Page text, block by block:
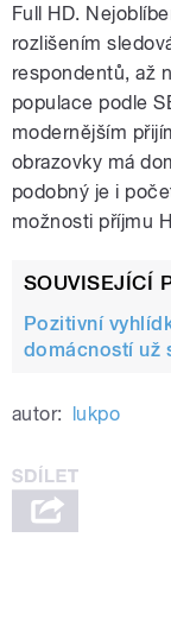
Full HD.
rozlišením
respondentů, až
populace podle
modernějším
obrazovky má
podobný je i
možnosti příjmu
SOUVISEJÍCÍ
Pozitivní
domácností už
autor: lukpo